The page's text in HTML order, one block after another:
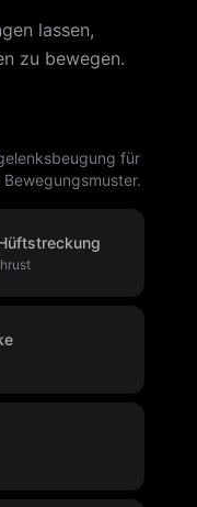
lassen,
zu bewegen.
für